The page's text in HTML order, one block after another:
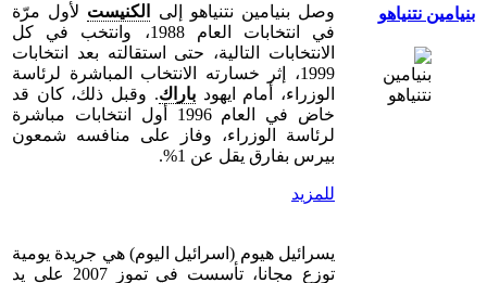
بنيامين نتنياهو وصل بنيامين نتنياهو إلى الكنيست لأول مرّة
في انتخابات العام 1988، وانتخب في كل
الانتخابات التالية، حتى استقالته بعد انتخابات
1999، إثر خسارته الانتخاب المباشرة لرئاسة
الوزراء، أمام ايهودباراك. وقبل ذلك، كان قد
خاض في العام 1996 أول انتخابات مباشرة
لرئاسة الوزراء، وفاز على منافسه شمعون
بيرس بفارق يقل عن 1%.
للمزيد
يسرائيل هيوم (اسرائيل اليوم) هي جريدة يومية
توزع مجانا، تأسست في تموز 2007 على يد